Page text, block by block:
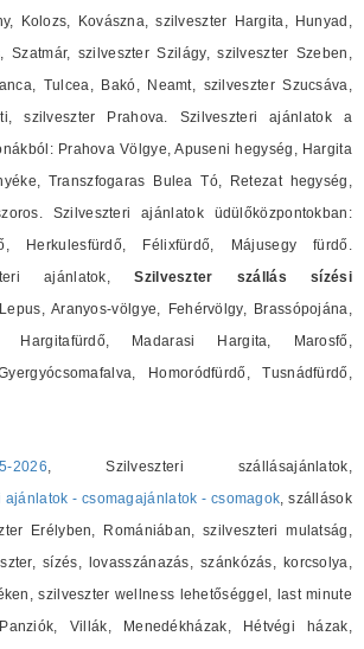
Kolozs, Kovászna, szilveszter Hargita, Hunyad,
Szatmár, szilveszter Szilágy, szilveszter Szeben,
Tulcea, Bakó, Neamt, szilveszter Szucsáva,
szilveszter Prahova. Szilveszteri ajánlatok a
Prahova Völgye, Apuseni hegység, Hargita
Transzfogaras Bulea Tó, Retezat hegység,
Szilveszteri ajánlatok üdülőközpontokban:
Herkulesfürdő, Félixfürdő, Májusegy fürdő.
ajánlatok,Szilveszter szállás sízési
Aranyos-völgye, Fehérvölgy, Brassópojána,
Hargitafürdő, Madarasi Hargita, Marosfő,
Homoródfürdő, Tusnádfürdő,
, Szilveszteri szállásajánlatok,
ajánlatok - csomagajánlatok - csomagok, szállások
Erélyben, Romániában, szilveszteri mulatság,
sízés, lovasszánazás, szánkózás, korcsolya,
szilveszter wellness lehetőséggel, last minute
Villák, Menedékházak, Hétvégi házak,